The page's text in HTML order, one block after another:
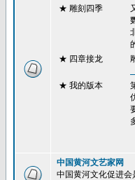
★ 雕刻四季
★ 四章接龙
★ 我的版本
中国黄河文艺家网
中国黄河文化促进